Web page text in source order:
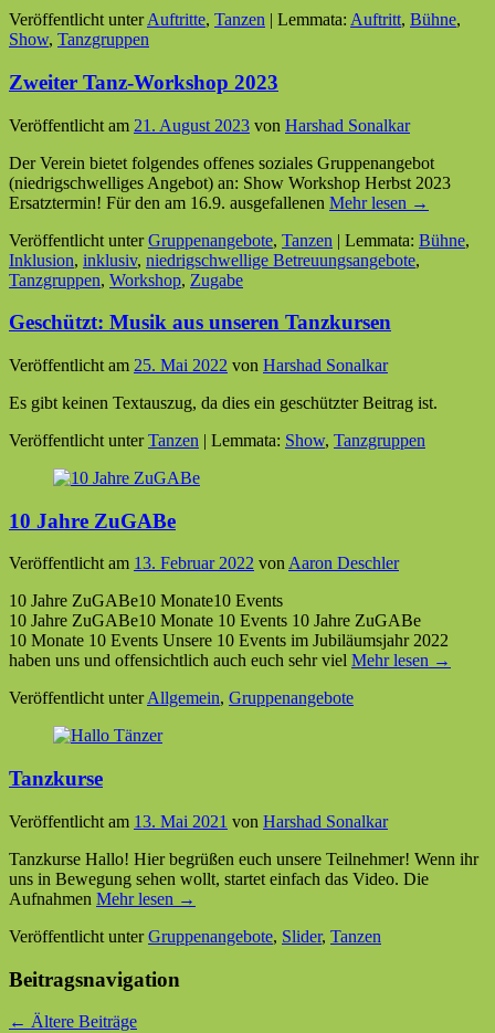
Veröffentlicht unterAuftritte, Tanzen | Lemmata: Auftritt, Bühne,
Show, Tanzgruppen
Zweiter Tanz-Workshop 2023
Veröffentlicht am 21. August 2023 von Harshad Sonalkar
Der Verein bietet folgendes offenes soziales Gruppenangebot
(niedrigschwelliges Angebot) an: Show Workshop Herbst 2023
Ersatztermin! Für den am 16.9. ausgefallenen Mehr lesen →
Veröffentlicht unterGruppenangebote, Tanzen | Lemmata: Bühne,
Inklusion, inklusiv, niedrigschwellige Betreuungsangebote,
Tanzgruppen, Workshop, Zugabe
Geschützt: Musik aus unseren Tanzkursen
Veröffentlicht am 25. Mai 2022 von Harshad Sonalkar
Es gibt keinen Textauszug, da dies ein geschützter Beitrag ist.
Veröffentlicht unterTanzen | Lemmata: Show, Tanzgruppen
10 Jahre ZuGABe
Veröffentlicht am 13. Februar 2022 vonAaron Deschler
10 Jahre ZuGABe10 Monate10 Events
10 Jahre ZuGABe10 Monate 10 Events 10 Jahre ZuGABe
10 Monate 10 Events Unsere 10 Events im Jubiläumsjahr 2022
haben uns und offensichtlich auch euch sehr viel Mehr lesen →
Veröffentlicht unterAllgemein, Gruppenangebote
Tanzkurse
Veröffentlicht am 13. Mai 2021 von Harshad Sonalkar
Tanzkurse Hallo! Hier begrüßen euch unsere Teilnehmer! Wenn ihr
uns in Bewegung sehen wollt, startet einfach das Video. Die
Aufnahmen Mehr lesen →
Veröffentlicht unterGruppenangebote, Slider, Tanzen
Beitragsnavigation
← Ältere Beiträge